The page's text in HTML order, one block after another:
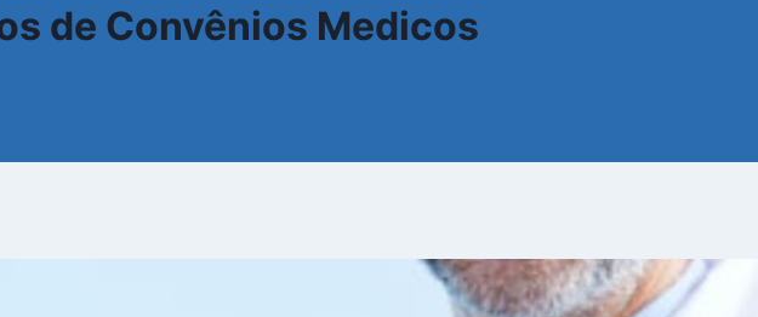
de Convênios Medicos